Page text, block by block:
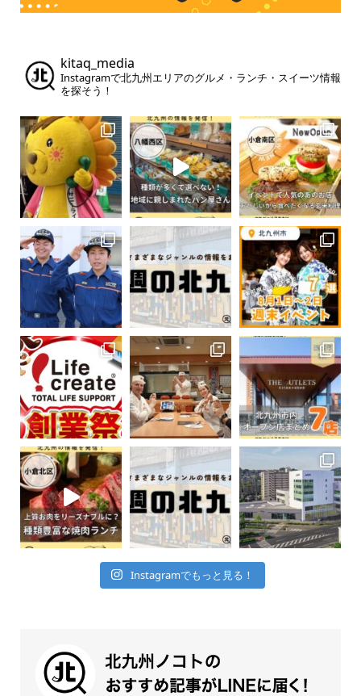
kitaq_media
Instagramで北九州エリアのグルメ・ランチ・スイーツ情報
を探そう！
Instagramでもっと見る！